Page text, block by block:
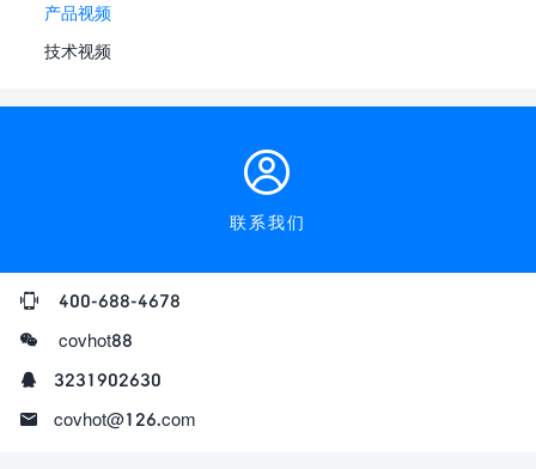
产品视频
技术视频
联系我们
400-688-4678
covhot88
3231902630
covhot@126.com